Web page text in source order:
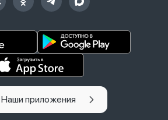
Наши приложения